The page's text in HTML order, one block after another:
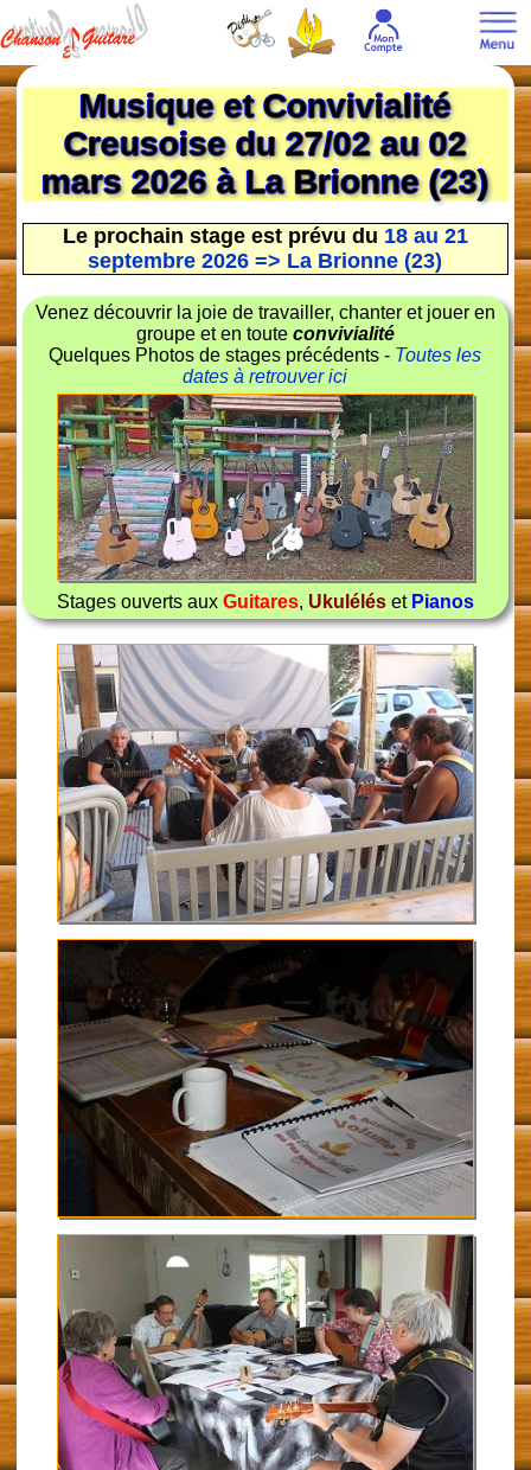
Musique et Convivialité
Creusoise du 27/02 au 02
mars 2026 à La Brionne (23)
Le prochain stage est prévu du 18 au 21
septembre 2026 => La Brionne (23)
Venez découvrir la joie de travailler, chanter et jouer en
groupe et en toute convivialité
Quelques Photos de stages précédents - Toutes les
dates à retrouver ici
Stages ouverts aux Guitares, Ukuléléset Pianos